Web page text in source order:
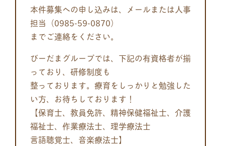
本件募集への申し込みは、メールまたは人事
担当（0985-59-0870）
までご連絡をください。
びーだまグループでは、下記の有資格者が揃
っており、研修制度も
整っております。療育をしっかりと勉強した
い方、お待ちしております！
【保育士、教員免許、精神保健福祉士、介護
福祉士、作業療法士、理学療法士
言語聴覚士、音楽療法士】